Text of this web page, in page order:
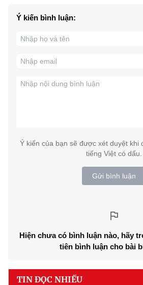
Ý kiến bình luận:
Ý kiến của bạn sẽ được xét duyệt khi
tiếng Việt có dấu.
Gửi bình luận
Hiện chưa có bình luận nào, hãy
tiên bình luận cho bài
TIN ĐỌC NHIỀU